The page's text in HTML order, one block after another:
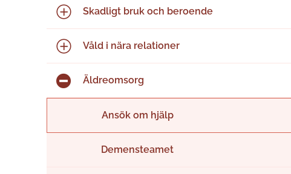
Skadligt bruk och beroende
Våld i nära relationer
Äldreomsorg
Ansök om hjälp
Demensteamet